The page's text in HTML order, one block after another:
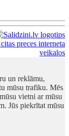
un reklāmu,
mūsu trafiku. Mēs
vietni ar mūsu
Jūs piekrītat mūsu